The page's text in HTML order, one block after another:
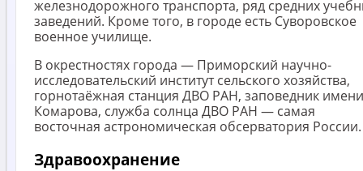
железнодорожного транспорта, ряд средних
заведений. Кроме того, в городе есть Суворовское
военное училище.
В окрестностях города — Приморский научно-
исследовательский институт сельского хозяйства,
горнотаёжная станция ДВО РАН, заповедник имени
Комарова, служба солнца ДВО РАН — самая
восточная астрономическая обсерватория России.
Здравоохранение